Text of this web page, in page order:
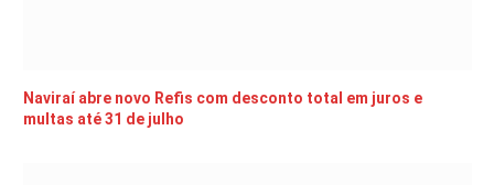
Naviraí abre novo Refis com desconto total em juros e
multas até 31 de julho